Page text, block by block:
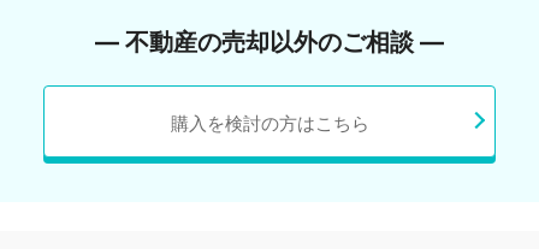
― 不動産の売却以外のご相談 ―
購入を検討の方はこちら